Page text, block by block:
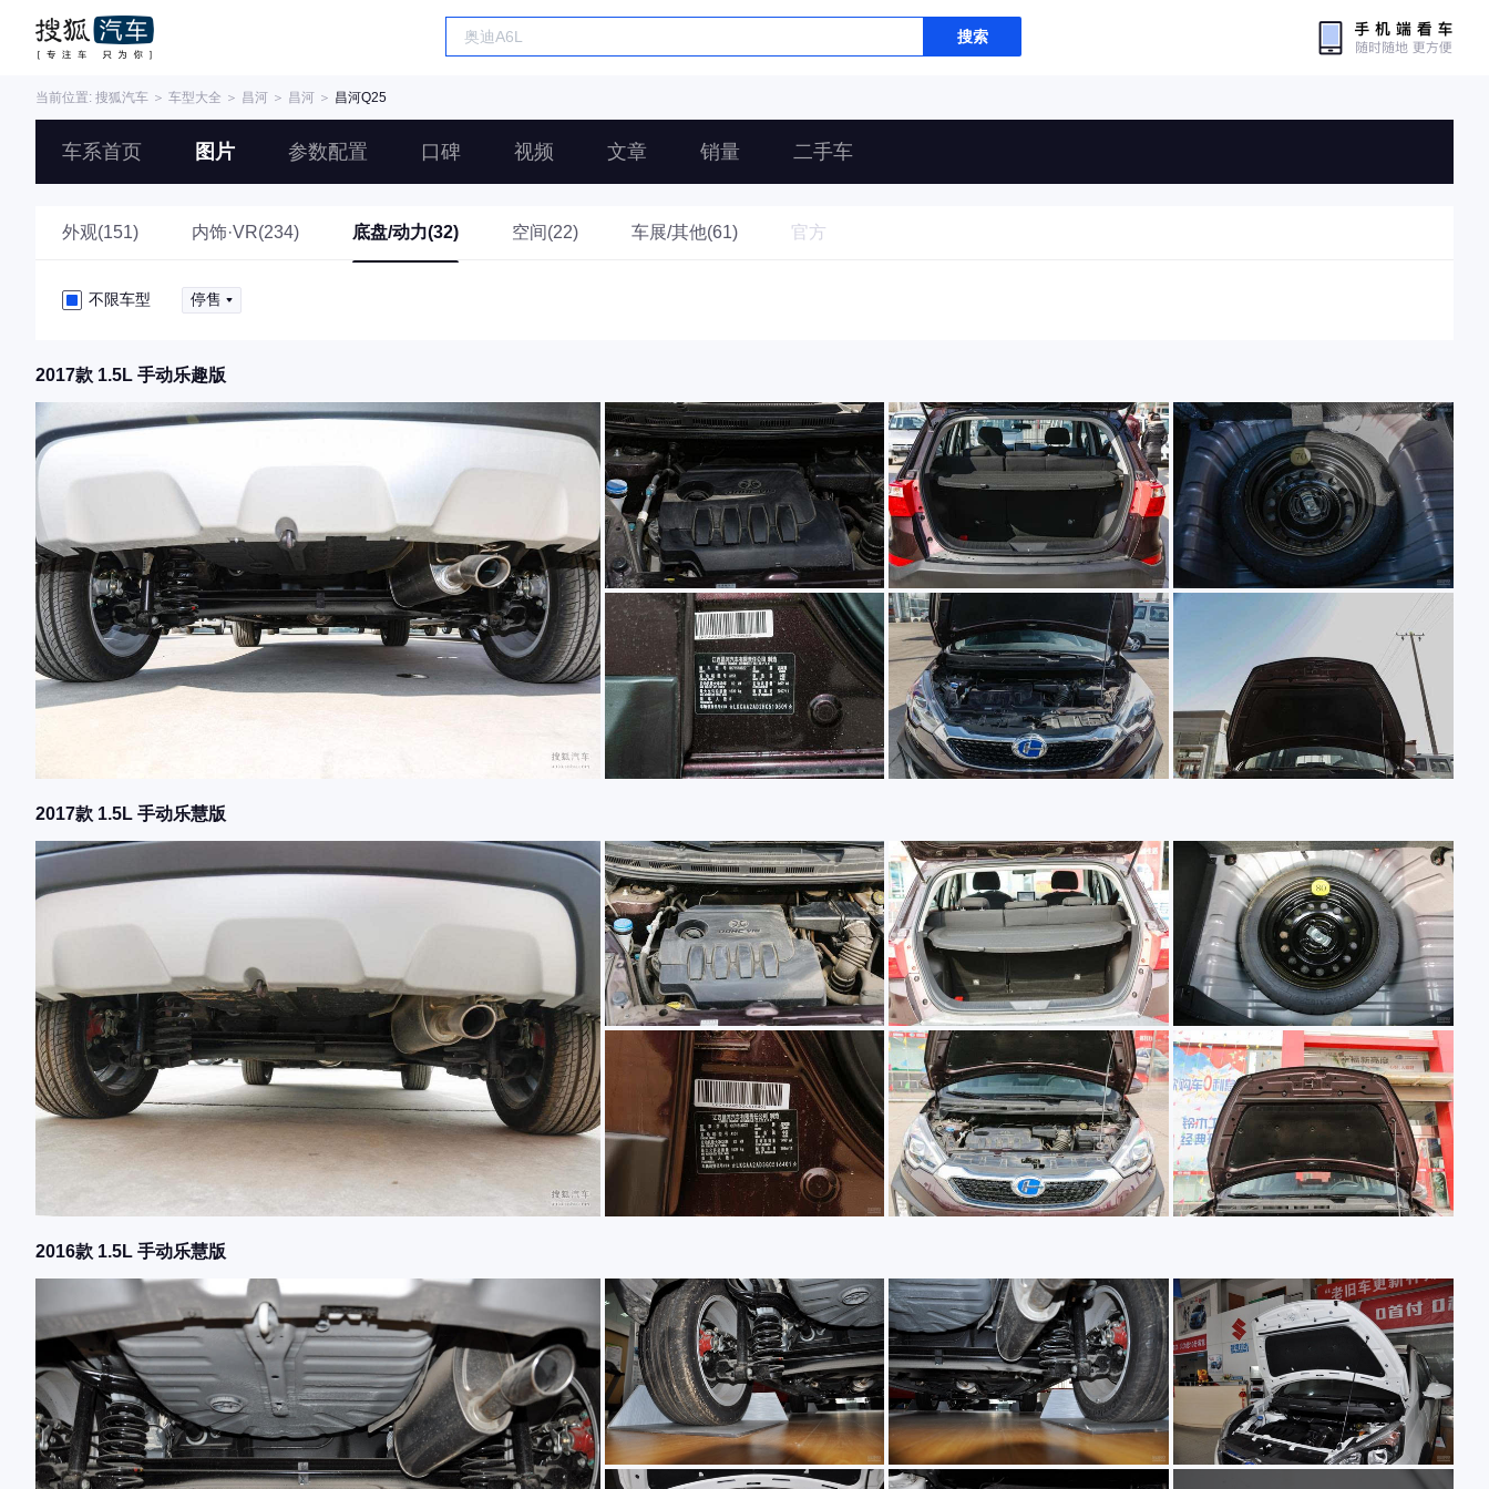
搜索
当前位置: 搜狐汽车 ＞ 车型大全 ＞ 昌河 ＞ 昌河 ＞ 昌河Q25
车系首页 图片 参数配置 口碑 视频 文章 销量 二手车
外观(151) 内饰·VR(234) 底盘/动力(32) 空间(22) 车展/其他(61) 官方
不限车型 停售
2017款 1.5L 手动乐趣版
2017款 1.5L 手动乐慧版
2016款 1.5L 手动乐慧版